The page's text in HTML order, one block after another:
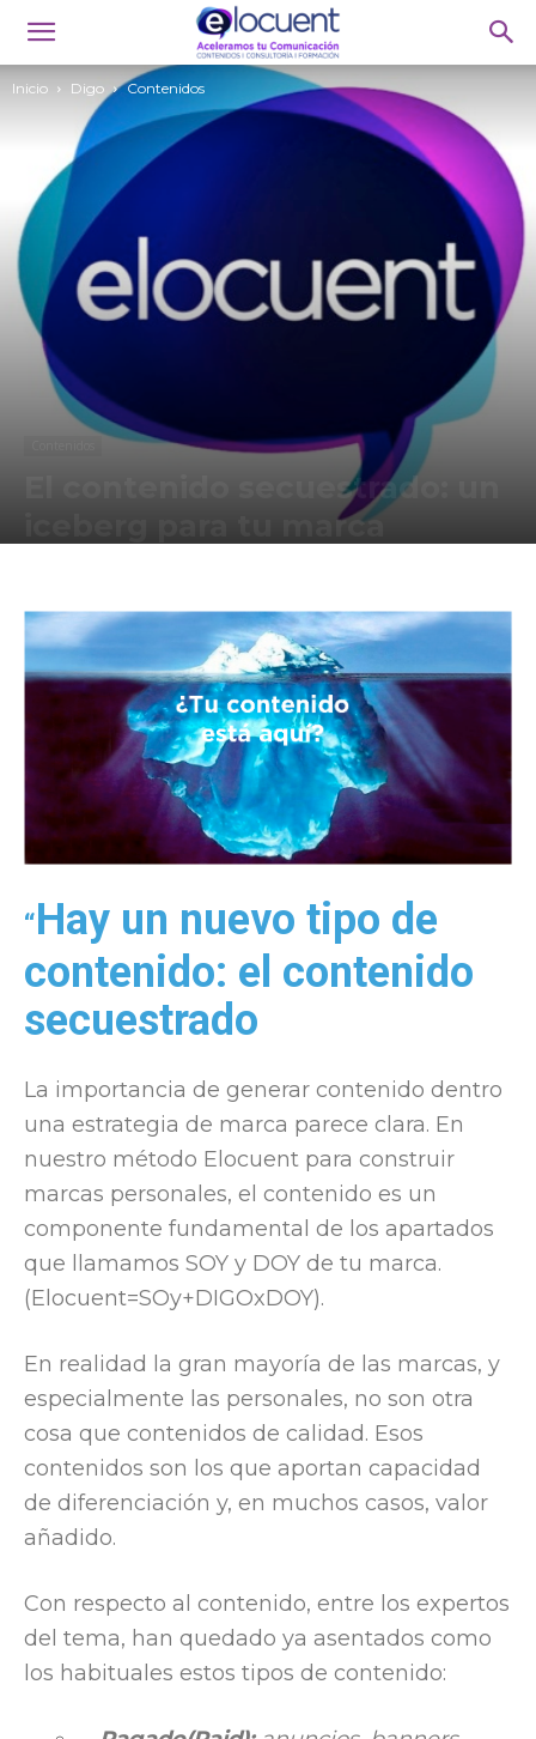
Inicio Digo Contenidos
El contenido secuestrado: un
iceberg para tu marca
“Hay un nuevo tipo de
contenido: el contenido
secuestrado
La importancia de generar contenido dentro
una estrategia de marca parece clara. En
nuestro método Elocuent para construir
marcas personales, el contenido es un
componente fundamental de los apartados
que llamamos SOY y DOY de tu marca.
(Elocuent=SOy+DIGOxDOY).
En realidad la gran mayoría de las marcas, y
especialmente las personales, no son otra
cosa que contenidos de calidad. Esos
contenidos son los que aportan capacidad
de diferenciación y, en muchos casos, valor
añadido.
Con respecto al contenido, entre los expertos
del tema, han quedado ya asentados como
los habituales estos tipos de contenido: